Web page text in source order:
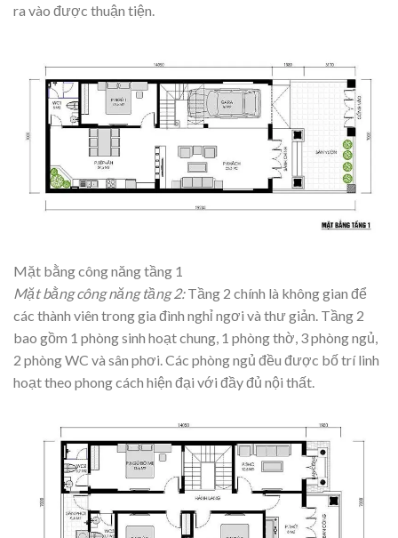
ra vào được thuận tiện.
Mặt bằng công năng tầng 1
Mặt bằng công năng tầng 2:Tầng 2 chính là không gian để
các thành viên trong gia đình nghỉ ngơi và thư giản. Tầng 2
bao gồm 1 phòng sinh hoạt chung, 1 phòng thờ, 3 phòng ngủ,
2 phòng WC và sân phơi. Các phòng ngủ đều được bố trí linh
hoạt theo phong cách hiện đại với đầy đủ nội thất.